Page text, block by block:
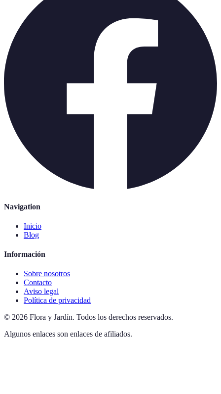
Navigation
Inicio
Blog
Información
Sobre nosotros
Contacto
Aviso legal
Política de privacidad
© 2026 Flora y Jardín. Todos los derechos reservados.
Algunos enlaces son enlaces de afiliados.